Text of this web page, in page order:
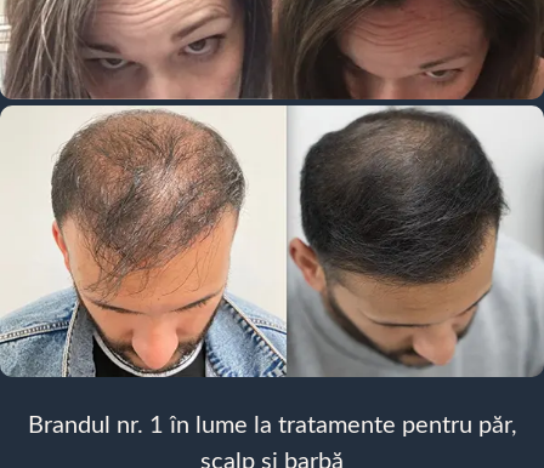
Brandul nr. 1 în lume la tratamente pentru păr,
scalp și barbă